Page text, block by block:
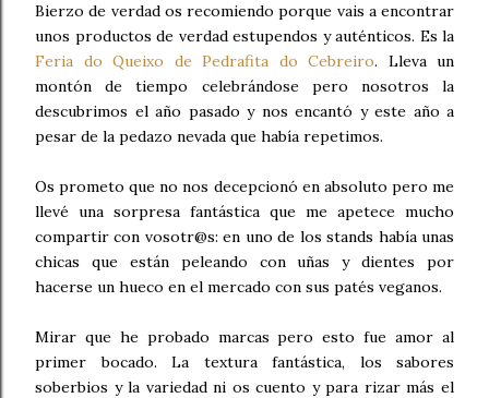
Bierzo de verdad os recomiendo porque vais a encontrar
unos productos de verdad estupendos y auténticos. Es la
Feria do Queixo de Pedrafita do Cebreiro. Lleva un
montón de tiempo celebrándose pero nosotros la
descubrimos el año pasado y nos encantó y este año a
pesar de la pedazo nevada que había repetimos.
Os prometo que no nos decepcionó en absoluto pero me
llevé una sorpresa fantástica que me apetece mucho
compartir con vosotr@s: en uno de los stands había unas
chicas que están peleando con uñas y dientes por
hacerse un hueco en el mercado con sus patés veganos.
Mirar que he probado marcas pero esto fue amor al
primer bocado. La textura fantástica, los sabores
soberbios y la variedad ni os cuento y para rizar más el